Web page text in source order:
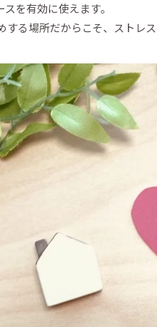
を有効に使えます。
する場所だからこそ、ストレ